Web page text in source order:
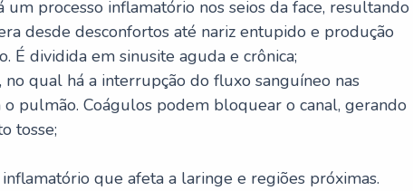
um processo inflamatório nos seios da face, resultando
desde desconfortos até nariz entupido e produção
É dividida em sinusite aguda e crônica;
qual há a interrupção do fluxo sanguíneo nas
pulmão. Coágulos podem bloquear o canal, gerando
tosse;
que afeta a laringe e regiões próximas.